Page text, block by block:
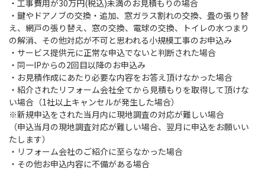
・工事費用が30万円(税込)未満のお見積もりの場合
・鍵やドアノブの交換・追加、窓ガラス割れの交換、畳の張り替
え、網戸の張り替え、窓の交換、電球の交換、トイレの水つまり
の解消、その他対応が不可と思われる小規模工事のお申込み
・サービス提供元に正常な申込でないと判断された場合
・同一IPからの2回目以降のお申込み
・お見積作成にあたり必要な内容をお答え頂けなかった場合
・紹介されたリフォーム会社全てから見積もりを取得して頂けな
い場合（1社以上キャンセルが発生した場合）
※新規申込をされた当月内に現地調査の対応が難しい場合
（申込当月の現地調査対応が難しい場合、翌月に申込をお願いい
たします）
・リフォーム会社のご紹介に至らなかった場合
・その他お申込内容に不備がある場合